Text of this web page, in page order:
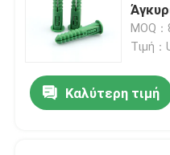
MOQ
Τιμή：
Καλύτερη τιμή